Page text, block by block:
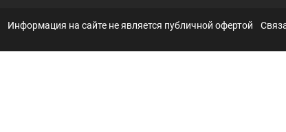
Информация на сайте не является публичной офертой